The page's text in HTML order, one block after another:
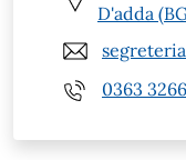
D'adda
0363